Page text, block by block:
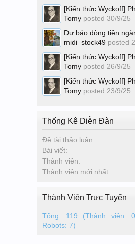
[Kiến thức Wyckoff]
Tomy posted 30/9/25
Dự báo dòng tiền
midi_stock49 posted
[Kiến thức Wyckoff]
Tomy posted 26/9/25
[Kiến thức Wyckoff]
Tomy posted 23/9/25
Thống Kê Diễn Đàn
Đề tài thảo luận:
Bài viết:
Thành viên:
Thành viên mới nhất:
Thành Viên Trực Tuyến
Tổng: 119 (Thành viên:
Robots: 7)